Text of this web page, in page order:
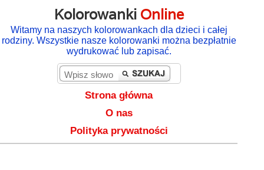
Kolorowanki Online
Witamy na naszych kolorowankach dla dzieci i całej
rodziny. Wszystkie nasze kolorowanki można bezpłatnie
wydrukować lub zapisać.
Strona główna
O nas
Polityka prywatności